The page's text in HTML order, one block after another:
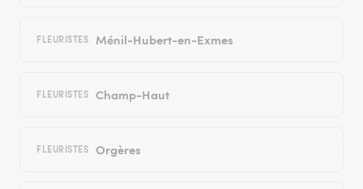
FLEURISTES Ménil-Hubert-en-Exmes
FLEURISTES Champ-Haut
FLEURISTES Orgères